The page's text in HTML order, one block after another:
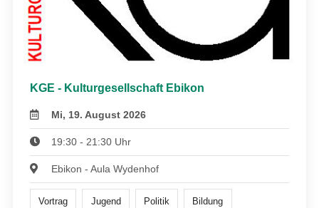
KGE - Kulturgesellschaft Ebikon
Mi, 19. August 2026
19:30 - 21:30 Uhr
Ebikon - Aula Wydenhof
Vortrag Jugend Politik Bildung